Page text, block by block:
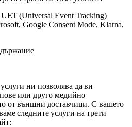
(Universal Event Tracking)
Google Consent Mode, Klarna,
ни позволява да ви
или друго медийно
от външни доставчици. С вашето
следните услуги на трети